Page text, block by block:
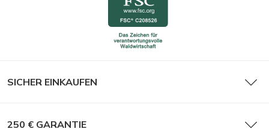
SICHER EINKAUFEN
250 € GARANTIE